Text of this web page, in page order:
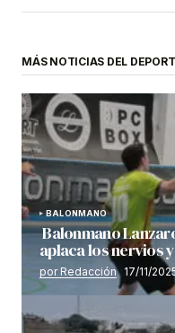
MÁS NOTICIAS DEL
BALONMANO
Balonmano
aplaca los nervios
por Redacción 17/11/